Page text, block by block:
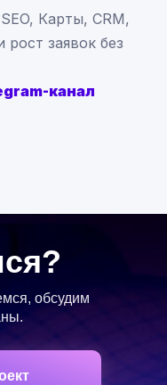
Карты, CRM,
заявок без
канал
обсудим